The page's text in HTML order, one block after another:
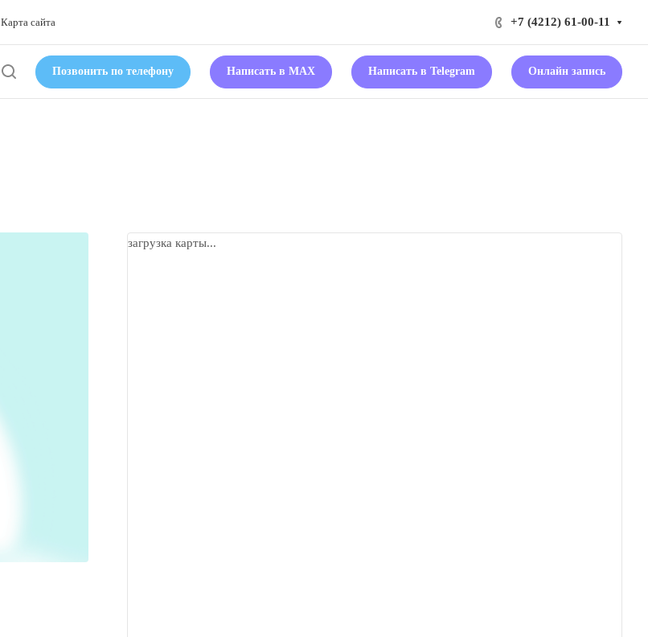
Карта сайта +7 (4212) 61-00-11
Позвонить по телефону Написать в MAX Написать в Telegram Онлайн запись
загрузка карты...